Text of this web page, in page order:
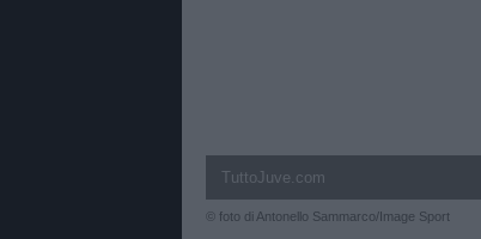
TuttoJuve.com
© foto di Antonello Sammarco/Image Sport